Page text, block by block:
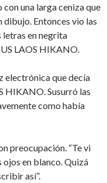
una larga ceniza que
dibujo. Entonces vio las
letras en negrita
LAOS HIKANO.
electrónica que decía
HIKANO. Susurró las
como había
preocupación. “Te vi
ojos en blanco. Quizá
así”.